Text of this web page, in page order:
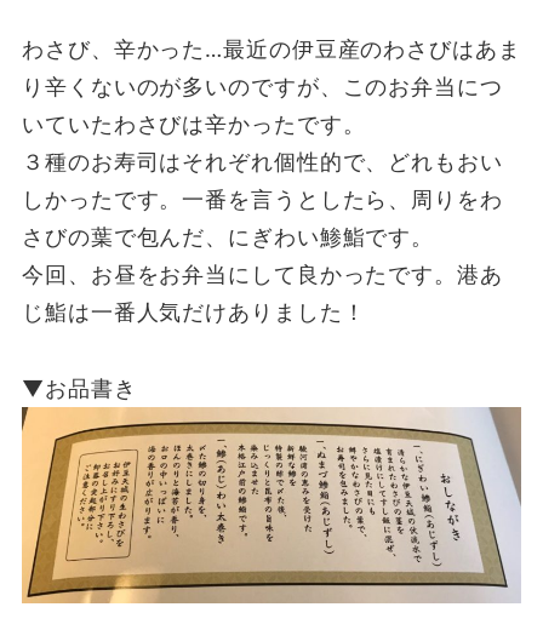
わさび、辛かった…最近の伊豆産のわさびはあま
り辛くないのが多いのですが、このお弁当につ
いていたわさびは辛かったです。
３種のお寿司はそれぞれ個性的で、どれもおい
しかったです。一番を言うとしたら、周りをわ
さびの葉で包んだ、にぎわい鯵鮨です。
今回、お昼をお弁当にして良かったです。港あ
じ鮨は一番人気だけありました！
▼お品書き